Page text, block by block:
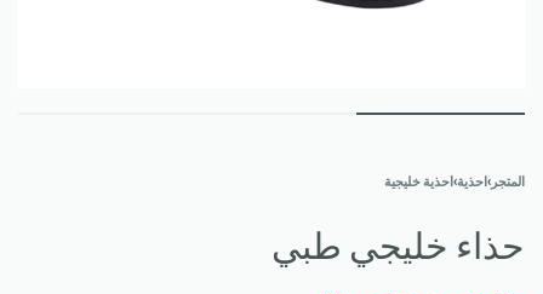
المتجر › احذية› احذية خليجية
حذاء خليجي طبي